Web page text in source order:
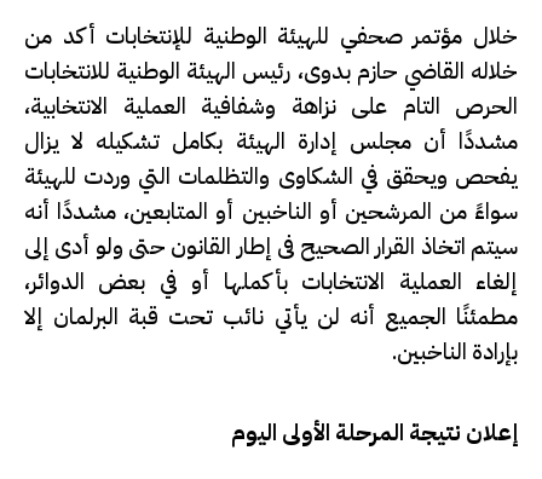
خلال مؤتمر صحفي للهيئة الوطنية للإنتخابات أكد من
خلاله القاضي حازم بدوى، رئيس الهيئة الوطنية للانتخابات
الحرص التام على نزاهة وشفافية العملية الانتخابية،
مشددًا أن مجلس إدارة الهيئة بكامل تشكيله لا يزال
يفحص ويحقق في الشكاوى والتظلمات التي وردت للهيئة
سواءً من المرشحين أو الناخبين أو المتابعين، مشددًا أنه
سيتم اتخاذ القرار الصحيح فى إطار القانون حتى ولو أدى إلى
إلغاء العملية الانتخابات بأكملها أو في بعض الدوائر،
مطمئنًا الجميع أنه لن يأتي نائب تحت قبة البرلمان إلا
بإرادة الناخبين.
إعلان نتيجة المرحلة الأولى اليوم